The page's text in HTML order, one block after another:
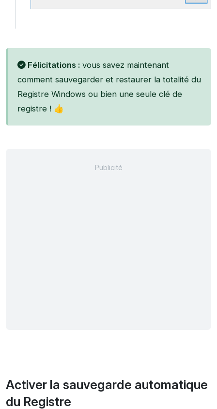
Félicitations : vous savez maintenant
comment sauvegarder et restaurer la totalité du
Registre Windows ou bien une seule clé de
registre ! 👍
Activer la sauvegarde automatique
du Registre